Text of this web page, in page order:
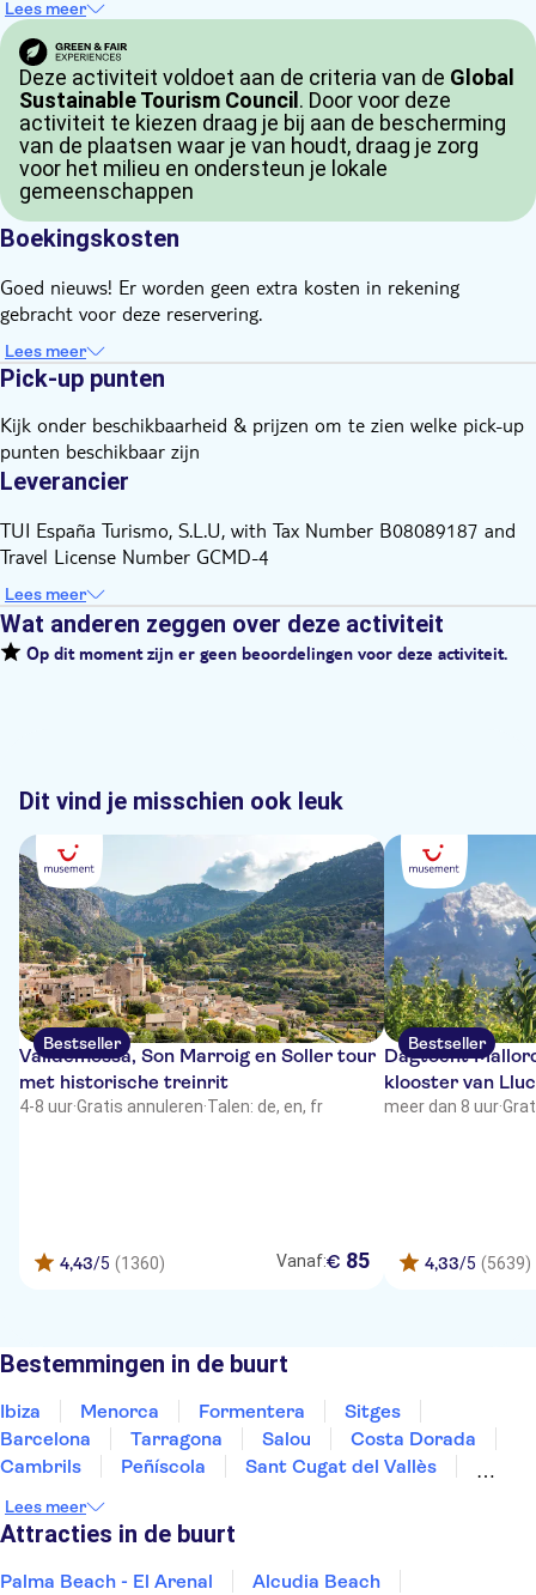
Lees meer
Deze activiteit voldoet aan de criteria van de Global
Sustainable Tourism Council . Door voor deze
activiteit te kiezen draag je bij aan de bescherming
van de plaatsen waar je van houdt, draag je zorg
voor het milieu en ondersteun je lokale
gemeenschappen
Boekingskosten
Goed nieuws! Er worden geen extra kosten in rekening
gebracht voor deze reservering.
Lees meer
Pick-up punten
Kijk onder beschikbaarheid & prijzen om te zien welke pick-up
punten beschikbaar zijn
Leverancier
TUI España Turismo, S.L.U, with Tax Number B08089187 and
Travel License Number GCMD-4
Lees meer
Wat anderen zeggen over deze activiteit
Op dit moment zijn er geen beoordelingen voor deze activiteit.
Dit vind je misschien ook leuk
Bestseller
Valldemossa, Son Marroig en Soller tour
met historische treinrit
4-8 uur·Gratis annuleren·Talen: de, en, fr
4,43/5 (1360) Vanaf:€ 85
Bestseller
Dagtocht
klooster van Lluc
meer dan 8 uur·
4,33/5 (5639)
Bestemmingen in de buurt
Ibiza Menorca Formentera
Sitges
Barcelona
Tarragona Salou
Costa Dorada
Cambrils
Peñíscola
Sant Cugat del Vallès
Lees meer
Attracties in de buurt
Palma Beach - El Arenal
Alcudia Beach